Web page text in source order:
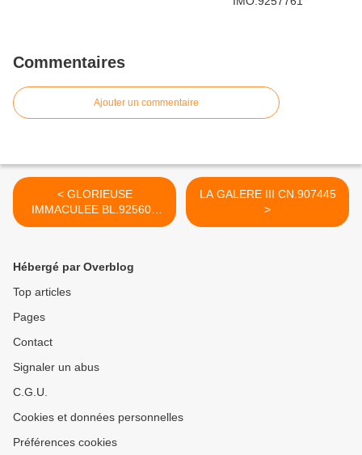
Commentaires
Ajouter un commentaire
< GLORIEUSE
IMMACULEE BL.925605
IMO.9089308
LA GALERE III CN.907445
>
Hébergé par Overblog
Top articles
Pages
Contact
Signaler un abus
C.G.U.
Cookies et données personnelles
Préférences cookies